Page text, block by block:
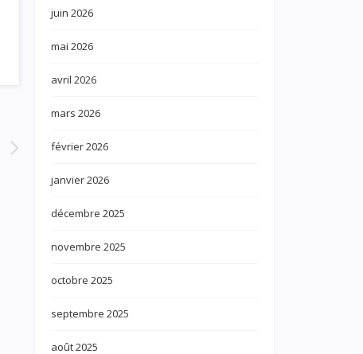
juin 2026
mai 2026
avril 2026
mars 2026
février 2026
janvier 2026
décembre 2025
novembre 2025
octobre 2025
septembre 2025
août 2025